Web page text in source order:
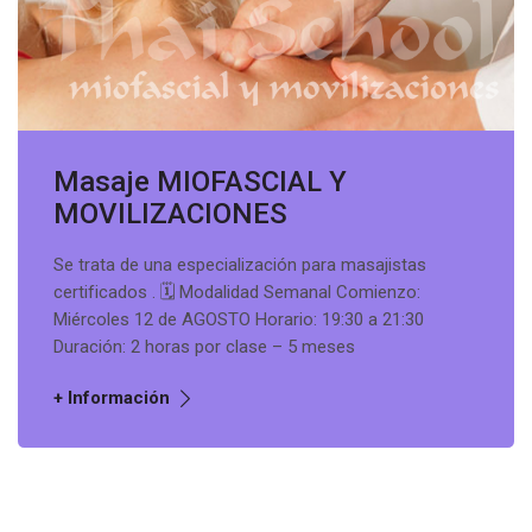
Masaje MIOFASCIAL Y
MOVILIZACIONES
Se trata de una especialización para masajistas
certificados . 🗓️ Modalidad Semanal Comienzo:
Miércoles 12 de AGOSTO Horario: 19:30 a 21:30
Duración: 2 horas por clase – 5 meses
+ Información